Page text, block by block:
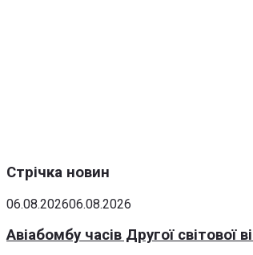
Стрічка новин
06.08.202606.08.2026
Авіабомбу часів Другої світової